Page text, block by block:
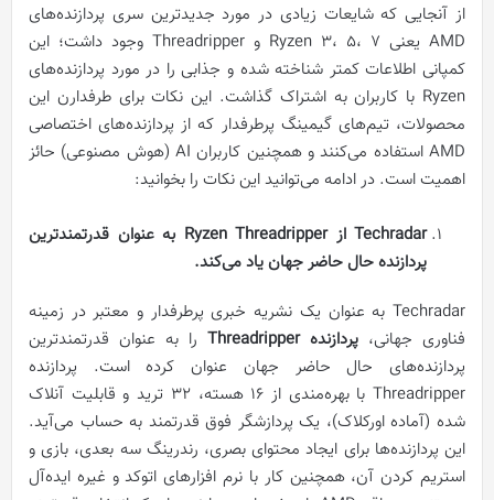
از آنجایی که شایعات زیادی در مورد جدیدترین سری پردازنده‌های
AMD یعنی Ryzen 3، 5، 7 و Threadripper وجود داشت؛ این
کمپانی اطلاعات کمتر شناخته شده و جذابی را در مورد پردازنده‌های
Ryzen با کاربران به اشتراک گذاشت. این نکات برای طرفدارن این
محصولات، تیم‌های گیمینگ پرطرفدار که از پردازنده‌های اختصاصی
AMD استفاده می‌کنند و همچنین کاربران AI (هوش مصنوعی) حائز
اهمیت است. در ادامه می‌توانید این نکات را بخوانید:
Techradar ازRyzen Threadripper به عنوان قدرتمندترین
پردازنده حال حاضر جهان یاد می‌کند.
Techradar به عنوان یک نشریه خبری پرطرفدار و معتبر در زمینه
فناوری‌ جهانی، پردازنده‌ Threadripper
را به عنوان قدرتمندترین
پردازنده‌های حال حاضر جهان عنوان کرده است. پردازنده‌
Threadripper با بهره‌مندی از 16 هسته، 32 ترید و قابلیت آنلاک
شده (آماده اورکلاک)، یک پردازشگر فوق قدرتمند به حساب می‌آید.
این پردازنده‌ها برای ایجاد محتوای بصری، رندرینگ سه بعدی، بازی و
استریم کردن آن، همچنین کار با نرم افزارهای اتوکد و غیره ایده‌آل